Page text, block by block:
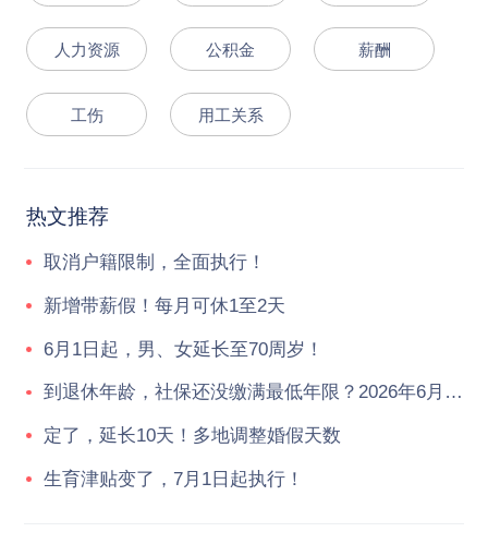
人力资源 公积金 薪酬
工伤 用工关系
热文推荐
取消户籍限制，全面执行！
新增带薪假！每月可休1至2天
6月1日起，男、女延长至70周岁！
到退休年龄，社保还没缴满最低年限？2026年6月起，统一按新规执行！
定了，延长10天！多地调整婚假天数
生育津贴变了，7月1日起执行！